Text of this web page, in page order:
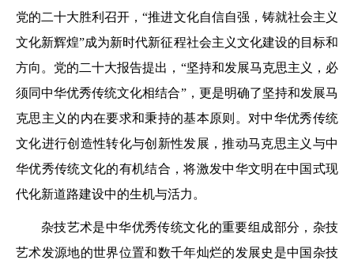
党的二十大胜利召开，“推进文化自信自强，铸就社会主义
文化新辉煌”成为新时代新征程社会主义文化建设的目标和
方向。党的二十大报告提出，“坚持和发展马克思主义，必
须同中华优秀传统文化相结合”，更是明确了坚持和发展马
克思主义的内在要求和秉持的基本原则。对中华优秀传统
文化进行创造性转化与创新性发展，推动马克思主义与中
华优秀传统文化的有机结合，将激发中华文明在中国式现
代化新道路建设中的生机与活力。
杂技艺术是中华优秀传统文化的重要组成部分，杂技
艺术发源地的世界位置和数千年灿烂的发展史是中国杂技